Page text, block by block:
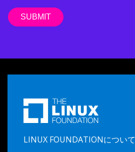
LINUX FOUNDATIONについて